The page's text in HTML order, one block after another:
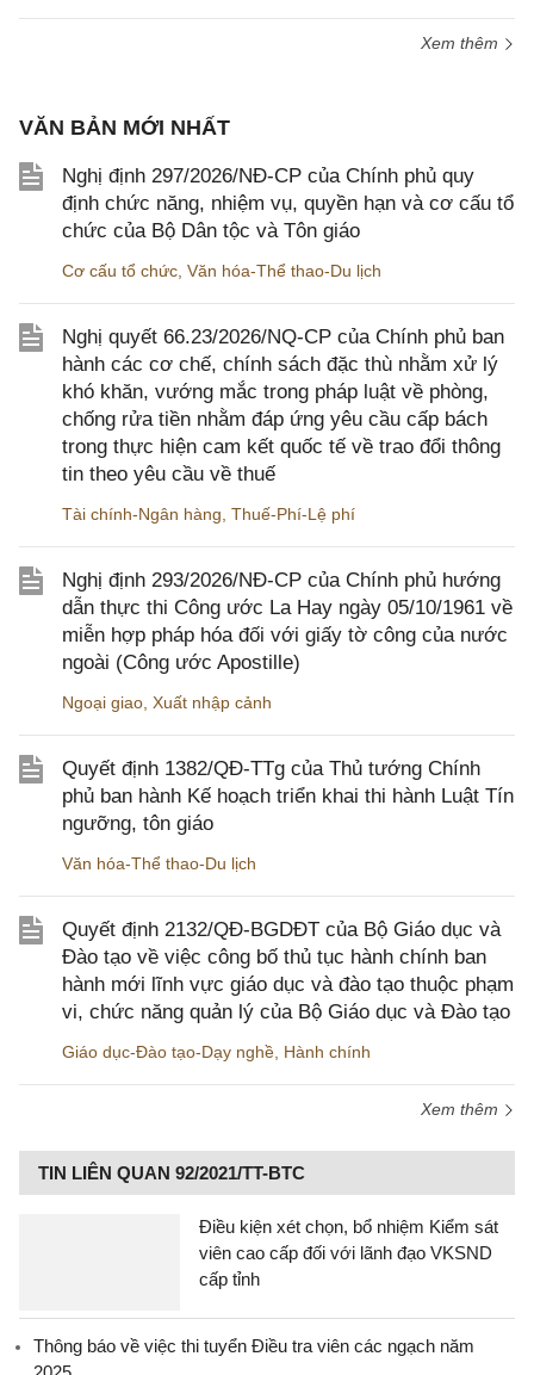
Xem thêm
VĂN BẢN MỚI NHẤT
Nghị định 297/2026/NĐ-CP của Chính phủ quy
định chức năng, nhiệm vụ, quyền hạn và cơ cấu tổ
chức của Bộ Dân tộc và Tôn giáo
Cơ cấu tổ chức Văn hóa-Thể thao-Du lịch
Nghị quyết 66.23/2026/NQ-CP của Chính phủ ban
hành các cơ chế, chính sách đặc thù nhằm xử lý
khó khăn, vướng mắc trong pháp luật về phòng,
chống rửa tiền nhằm đáp ứng yêu cầu cấp bách
trong thực hiện cam kết quốc tế về trao đổi thông
tin theo yêu cầu về thuế
Tài chính-Ngân hàng Thuế-Phí-Lệ phí
Nghị định 293/2026/NĐ-CP của Chính phủ hướng
dẫn thực thi Công ước La Hay ngày 05/10/1961 về
miễn hợp pháp hóa đối với giấy tờ công của nước
ngoài (Công ước Apostille)
Ngoại giao Xuất nhập cảnh
Quyết định 1382/QĐ-TTg của Thủ tướng Chính
phủ ban hành Kế hoạch triển khai thi hành Luật Tín
ngưỡng, tôn giáo
Văn hóa-Thể thao-Du lịch
Quyết định 2132/QĐ-BGDĐT của Bộ Giáo dục và
Đào tạo về việc công bố thủ tục hành chính ban
hành mới lĩnh vực giáo dục và đào tạo thuộc phạm
vi, chức năng quản lý của Bộ Giáo dục và Đào tạo
Giáo dục-Đào tạo-Dạy nghề Hành chính
Xem thêm
TIN LIÊN QUAN 92/2021/TT-BTC
Điều kiện xét chọn, bổ nhiệm Kiểm sát
viên cao cấp đối với lãnh đạo VKSND
cấp tỉnh
Thông báo về việc thi tuyển Điều tra viên các ngạch năm